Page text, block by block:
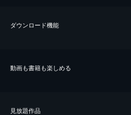
ダウンロード機能
動画も書籍も楽しめる
⾒放題作品